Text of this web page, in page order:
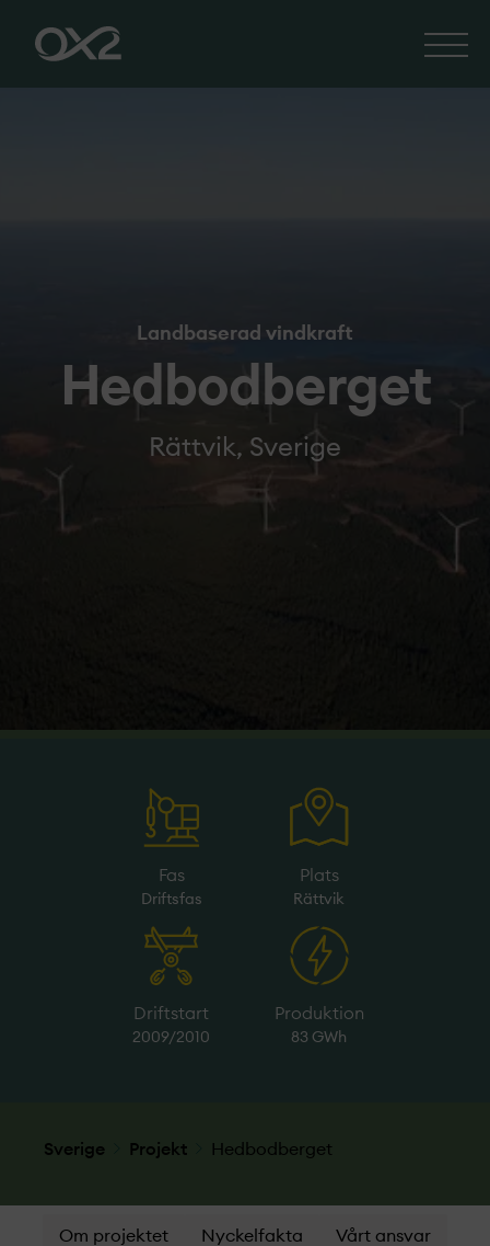
Landbaserad vindkraft
Hedbodberget
Rättvik, Sverige
Fas
Driftsfas
Plats
Rättvik
Driftstart
2009/2010
Produktion
83 GWh
Sverige Projekt­ Hedbodberget
Om projektet Nyckelfakta Vårt ansvar